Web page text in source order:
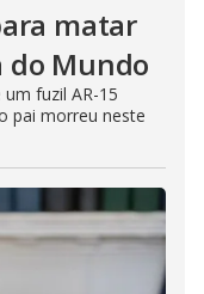
matar
do Mundo
fuzil AR-15
pai morreu neste